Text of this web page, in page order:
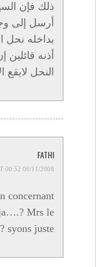
ذلك فإن
أرسل إلى
بداخله نحل
أذنه قائلين
النحل لايقع
FATHI
06/11/2008 AT 00:52
concernant
Mrs le
syons juste.